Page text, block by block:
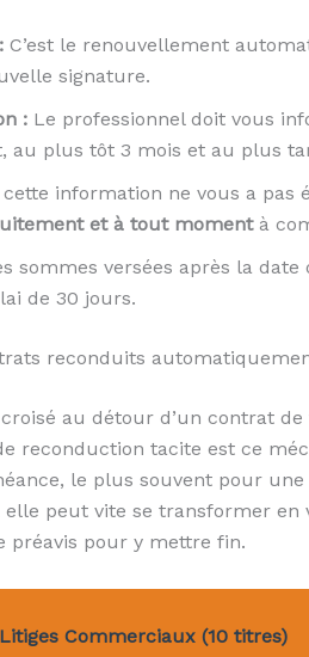
C’est le renouvellement
signature.
:Le professionnel doit vous
au plus tôt 3 mois et au plus
information ne vous a pas
et à tout momentà
sommes versées après la
de 30 jours.
reconduits
croisé au détour d’un contrat
reconduction tacite est ce
le plus souvent pour
peut vite se transformer
préavis pour y mettre fin.
Commerciaux (10 titres)